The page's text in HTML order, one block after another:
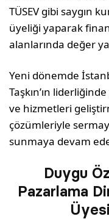
TÜSEV gibi saygın
üyeliği yaparak
alanlarında değer
Yeni dönemde
Taşkın’ın
ve hizmetleri
çözümleriyle
sunmaya devam
Duygu
Pazarlama